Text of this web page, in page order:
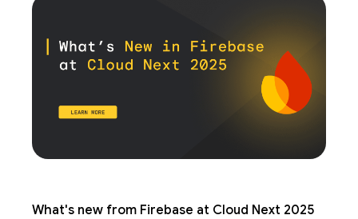
What's new from Firebase at Cloud Next 2025